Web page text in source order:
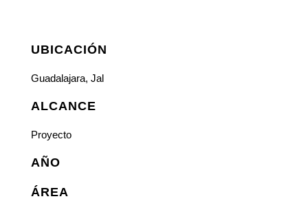
UBICACIÓN
Guadalajara, Jal
ALCANCE
Proyecto
AÑO
ÁREA